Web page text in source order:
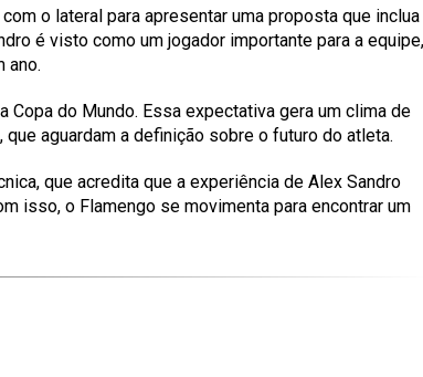
o lateral para apresentar uma proposta que inclua
é visto como um jogador importante para a equipe,
ano.
do Mundo. Essa expectativa gera um clima de
aguardam a definição sobre o futuro do atleta.
que acredita que a experiência de Alex Sandro
isso, o Flamengo se movimenta para encontrar um